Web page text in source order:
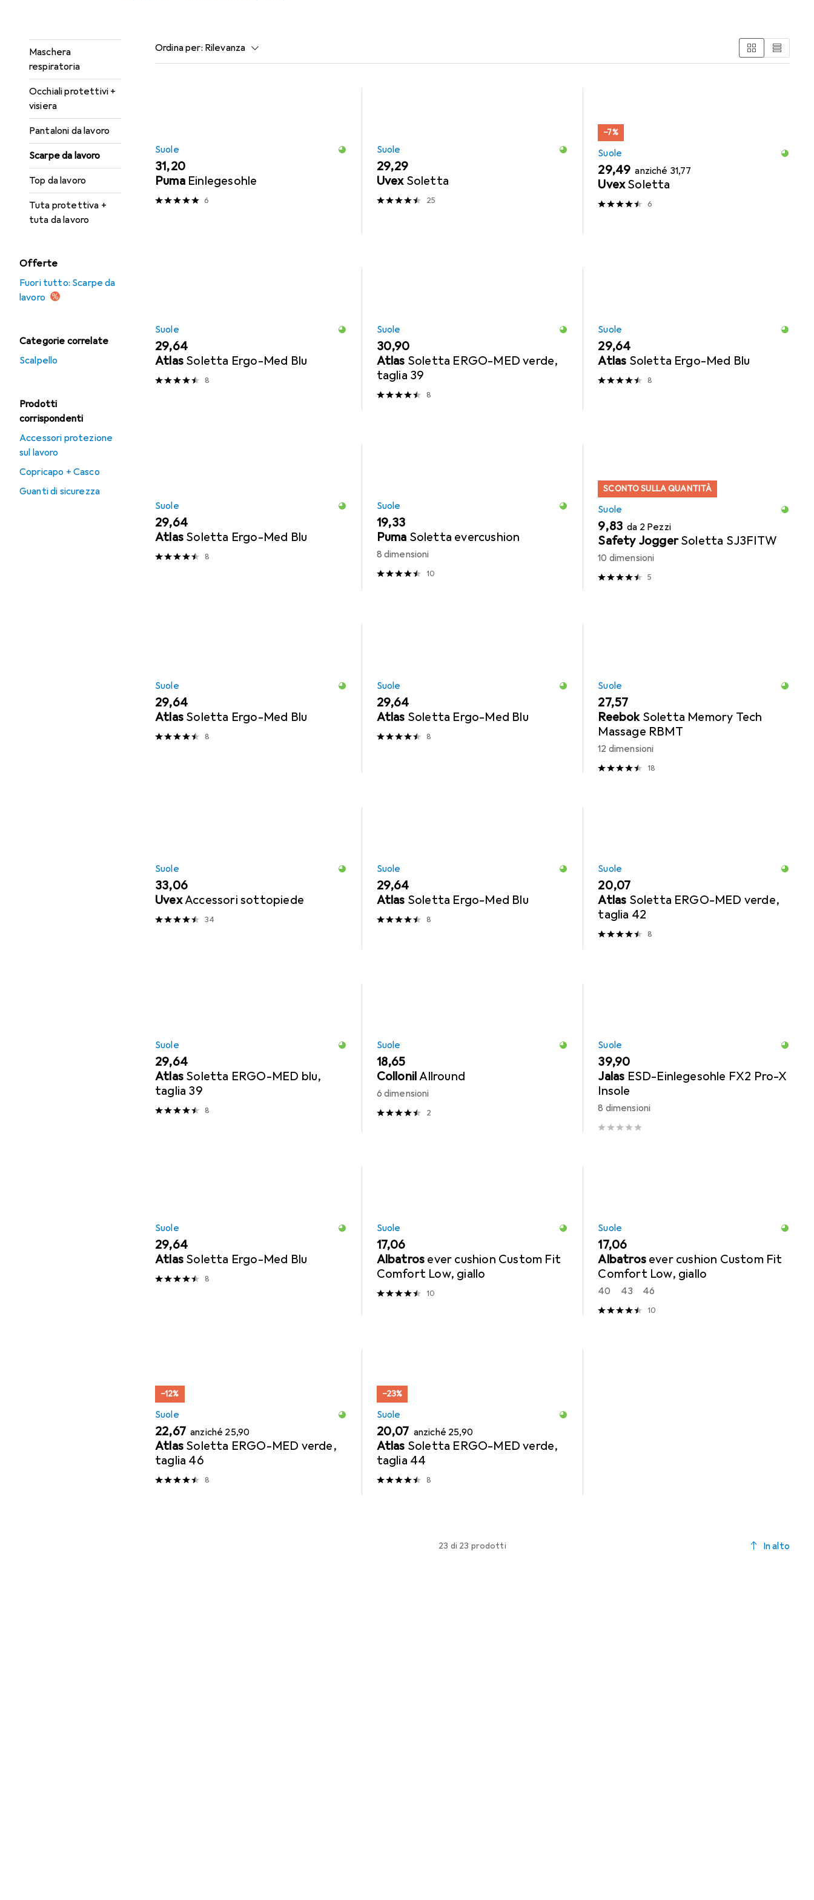
Maschera
respiratoria
Occhiali protettivi +
visiera
Pantaloni da lavoro
Scarpe da lavoro
Top da lavoro
Tuta protettiva +
tuta da lavoro
Offerte
Fuori tutto: Scarpe da
lavoro
Categorie correlate
Scalpello
Prodotti
corrispondenti
Accessori protezione
sul lavoro
Copricapo + Casco
Guanti di sicurezza
Ordina per: Rilevanza
Suole
EUR
31,20
Puma Einlegesohle
6
Suole
EUR
29,29
Uvex Soletta
25
−7%
Suole
EUR
29,49 anziché EUR
31,77
UvexSoletta
6
Suole
EUR
29,64
Atlas Soletta Ergo-Med Blu
8
Suole
EUR
30,90
Atlas Soletta ERGO-MED verde,
taglia 39
8
Suole
EUR
29,64
Atlas Soletta Ergo-Med Blu
8
Suole
EUR
29,64
Atlas Soletta Ergo-Med Blu
8
Suole
EUR
19,33
Puma Soletta evercushion
8 dimensioni
10
SCONTO SULLA QUANTITÀ
Suole
EUR
9,83 da 2 Pezzi
Safety Jogger Soletta SJ3FITW
10 dimensioni
5
Suole
EUR
29,64
Atlas Soletta Ergo-Med Blu
8
Suole
EUR
29,64
Atlas Soletta Ergo-Med Blu
8
Suole
EUR
27,57
Reebok Soletta Memory Tech
Massage RBMT
12 dimensioni
18
Suole
EUR
33,06
UvexAccessori sottopiede
34
Suole
EUR
29,64
Atlas Soletta Ergo-Med Blu
8
Suole
EUR
20,07
Atlas Soletta ERGO-MED verde,
taglia 42
8
Suole
EUR
29,64
Atlas Soletta ERGO-MED blu,
taglia 39
8
Suole
EUR
18,65
CollonilAllround
6 dimensioni
2
Suole
EUR
39,90
Jalas ESD-Einlegesohle FX2 Pro-X
Insole
8 dimensioni
Suole
EUR
29,64
Atlas Soletta Ergo-Med Blu
8
Suole
EUR
17,06
Albatros ever cushion Custom Fit
Comfort Low, giallo
10
Suole
EUR
17,06
Albatros ever cushion Custom Fit
Comfort Low, giallo
40 43 46
10
−12%
Suole
EUR
22,67 anziché EUR
25,90
Atlas Soletta ERGO-MED verde,
taglia 46
8
−23%
Suole
EUR
20,07 anziché EUR
25,90
Atlas Soletta ERGO-MED verde,
taglia 44
8
23 di 23 prodotti In alto